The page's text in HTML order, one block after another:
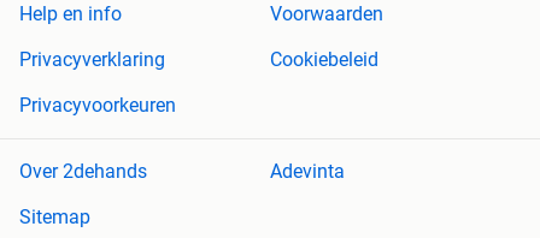
Help en info
Voorwaarden
Privacyverklaring
Cookiebeleid
Privacyvoorkeuren
Over 2dehands
Adevinta
Sitemap